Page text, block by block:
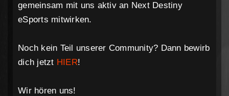
gemeinsam mit uns aktiv an Next Destiny
eSports mitwirken.
Noch kein Teil unserer Community? Dann bewirb
dich jetzt HIER!
Wir hören uns!